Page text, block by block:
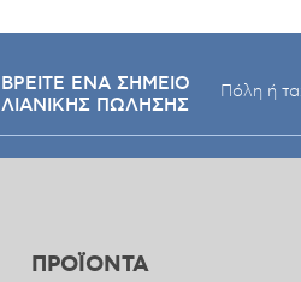
ΒΡΕΙΤΕ ΕΝΑ ΣΗΜΕΙΟ
ΛΙΑΝΙΚΗΣ ΠΩΛΗΣΗΣ
ΠΡΟΪΟΝΤΑ